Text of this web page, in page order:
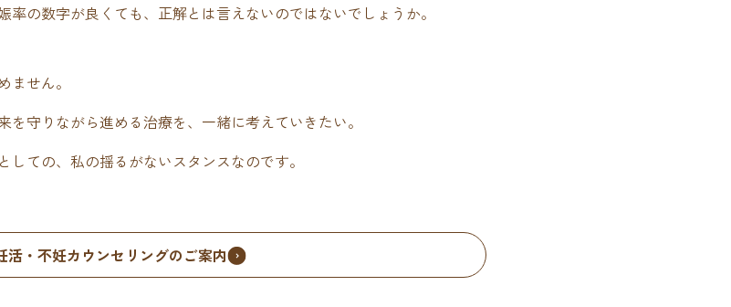
の数字が良くても、正解とは言えないのではないでしょうか。
せん。
守りながら進める治療を、一緒に考えていきたい。
ての、私の揺るがないスタンスなのです。
活・不妊カウンセリングのご案内